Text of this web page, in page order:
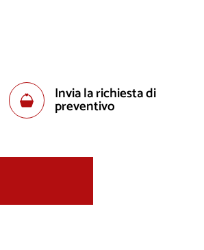
Invia la richiesta di
preventivo